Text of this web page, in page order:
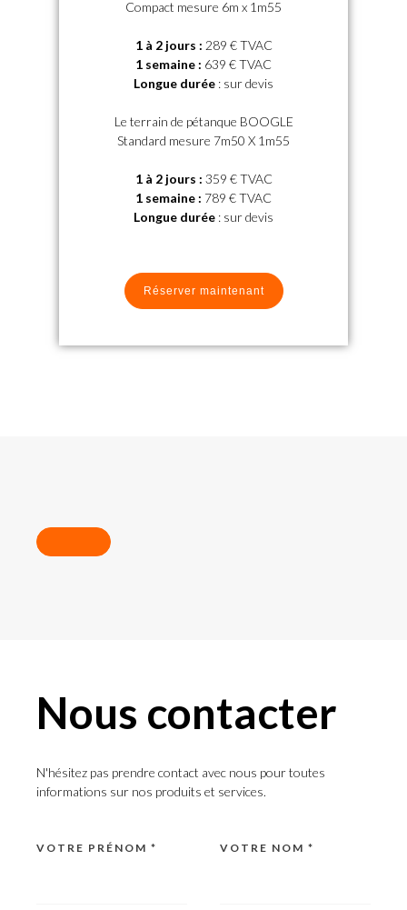
Compact mesure 6m x 1m55
1 à 2 jours : 289 € TVAC
1 semaine : 639 € TVAC
Longue durée : sur devis
Le terrain de pétanque BOOGLE
Standard mesure 7m50 X 1m55
1 à 2 jours : 359 € TVAC
1 semaine : 789 € TVAC
Longue durée : sur devis
Réserver maintenant
Nous contacter
N'hésitez pas prendre contact avec nous pour toutes
informations sur nos produits et services.
VOTRE PRÉNOM * VOTRE NOM *